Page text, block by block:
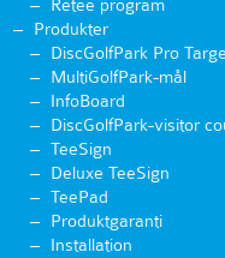
Retee program
Produkter
DiscGolfPark Pro
MultiGolfPark-mål
InfoBoard
DiscGolfPark-visitor
TeeSign
Deluxe TeeSign
TeePad
Produktgaranti
Installation